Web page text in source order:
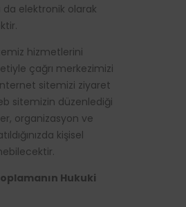
da elektronik olarak
hizmetlerini
çağrı merkezimizi
internet sitemizi ziyaret
sitemizin düzenlediği
organizasyon ve
kişisel
Hukuki